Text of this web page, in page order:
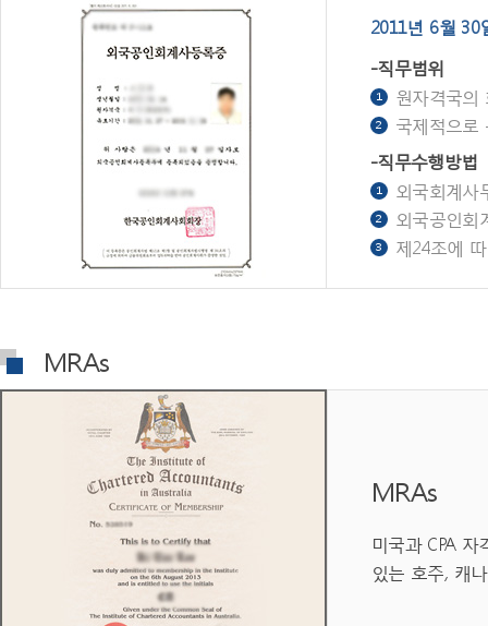
2011년 6월 30
-직무범위
원자격국의
국제적으로
-직무수행방법
외국회계사
외국공인회
제24조에
MRAs
MRAs
미국과 CPA
있는 호주, 캐